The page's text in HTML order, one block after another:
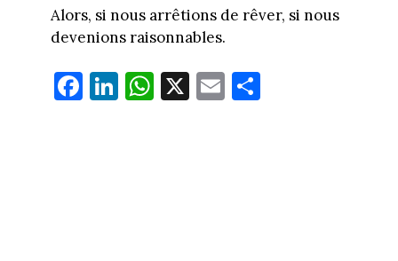
Alors, si nous arrêtions de rêver, si nous
devenions raisonnables.
Fa
ce
Li
nk
W
ha
X E
m
Pa
rt